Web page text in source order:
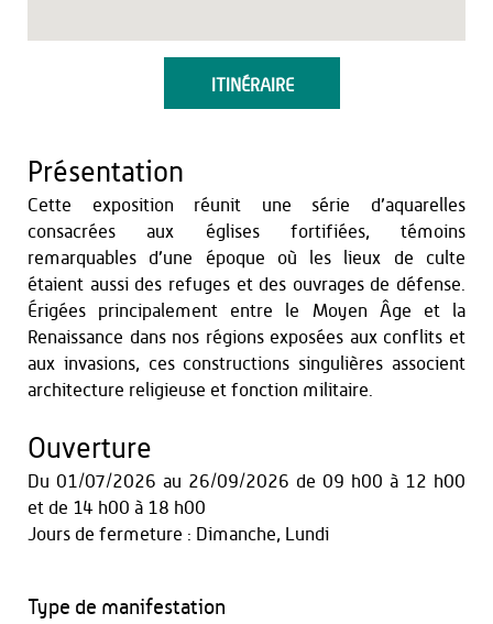
ITINÉRAIRE
Présentation
Cette exposition réunit une série d’aquarelles
consacrées aux églises fortifiées, témoins
remarquables d’une époque où les lieux de culte
étaient aussi des refuges et des ouvrages de défense.
Érigées principalement entre le Moyen Âge et la
Renaissance dans nos régions exposées aux conflits et
aux invasions, ces constructions singulières associent
architecture religieuse et fonction militaire.
Ouverture
Du 01/07/2026 au 26/09/2026 de 09 h00 à 12 h00
et de 14 h00 à 18 h00
Jours de fermeture : Dimanche, Lundi
Type de manifestation